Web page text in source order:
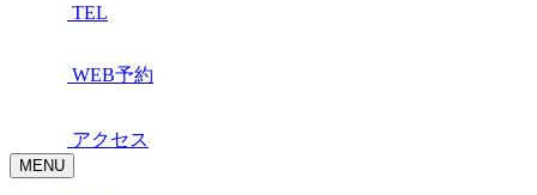
TEL
WEB予約
アクセス
MENU